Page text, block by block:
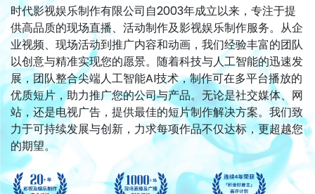
时代影视娱乐制作有限公司自2003年成立以来，专注于提
供高品质的现场直播、活动制作及影视娱乐制作服务。从企
业视频、现场活动到推广内容和动画，我们经验丰富的团队
以创意与精准实现您的愿景。随着科技与人工智能的迅速发
展，团队整合尖端人工智能AI技术，制作可在多平台播放的
优质短片，助力推广您的公司与产品。无论是社交媒体、网
站，还是电视广告，提供最佳的短片制作解决方案。我们致
力于可持续发展与创新，力求每项作品不仅达标，更超越您
的期望。